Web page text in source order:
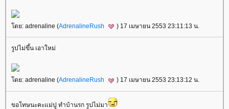
ดย: adrenaline (AdrenalineRush ) 17 เมษายน 2553 23:11:13 น.
รูปไม่ขึ้น เอาใหม่
ดย: adrenaline (AdrenalineRush ) 17 เมษายน 2553 23:13:12 น.
ขอโทษนะคะแม่ปู ทำบ้านรก รูปไม่มา